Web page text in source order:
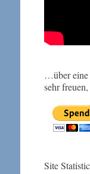
…über eine
sehr
Site